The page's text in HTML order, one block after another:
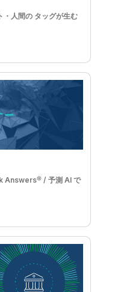
・人間の タッグが生む
Answers® / 予測 AI で